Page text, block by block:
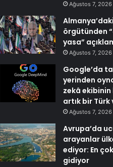
Ağustos 7, 2026
örgütünden
yasa”
Ağustos 7, 2026
Google’da
yerinden
zekâ ekibinin
artık bir Türk
Ağustos 7, 2026
Avrupa’da
arayanlar
ediyor: En
gidiyor